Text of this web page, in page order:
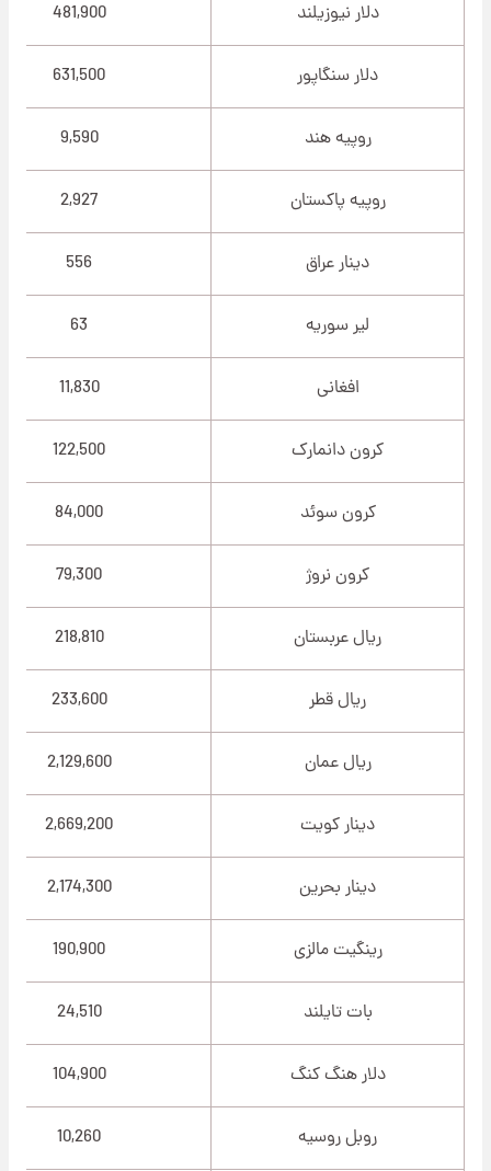
دلار نیوزیلند 481,900
دلار سنگاپور 631,500
روپیه هند 9,590
روپیه پاکستان 2,927
دینار عراق 556
لیر سوریه 63
افغانی 11,830
کرون دانمارک 122,500
کرون سوئد 84,000
کرون نروژ 79,300
ریال عربستان 218,810
ریال قطر 233,600
ریال عمان 2,129,600
دینار کویت 2,669,200
دینار بحرین 2,174,300
رینگیت مالزی 190,900
بات تایلند 24,510
دلار هنگ کنگ 104,900
روبل روسیه 10,260